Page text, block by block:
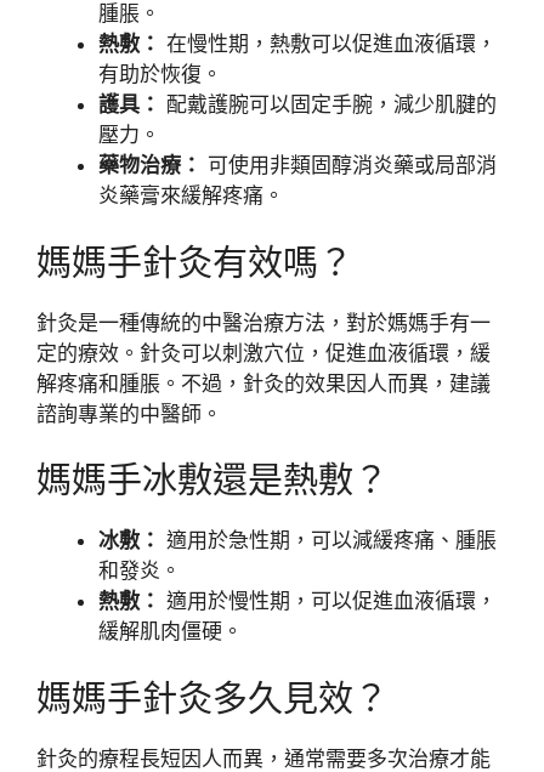
腫脹。
熱敷： 在慢性期，熱敷可以促進血液循環，
有助於恢復。
護具： 配戴護腕可以固定手腕，減少肌腱的
壓力。
藥物治療： 可使用非類固醇消炎藥或局部消
炎藥膏來緩解疼痛。
媽媽手針灸有效嗎？
針灸是一種傳統的中醫治療方法，對於媽媽手有一
定的療效。針灸可以刺激穴位，促進血液循環，緩
解疼痛和腫脹。不過，針灸的效果因人而異，建議
諮詢專業的中醫師。
媽媽手冰敷還是熱敷？
冰敷： 適用於急性期，可以減緩疼痛、腫脹
和發炎。
熱敷： 適用於慢性期，可以促進血液循環，
緩解肌肉僵硬。
媽媽手針灸多久見效？
針灸的療程長短因人而異，通常需要多次治療才能